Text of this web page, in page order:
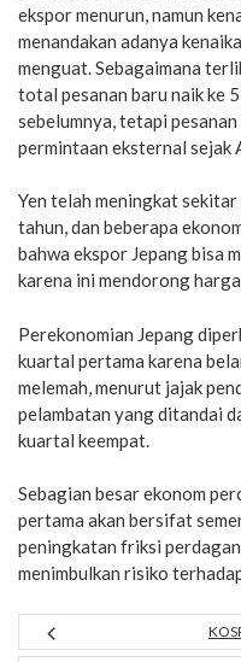
ekspor menurun, namun
menandakan adanya
menguat. Sebagaimana
total pesanan baru naik ke
sebelumnya, tetapi
permintaan eksternal sejak
Yen telah meningkat
tahun, dan beberapa
bahwa ekspor Jepang bisa
karena ini mendorong
Perekonomian Jepang
kuartal pertama karena
melemah, menurut jajak
pelambatan yang ditandai
kuartal keempat.
Sebagian besar ekonom
pertama akan bersifat
peningkatan friksi
menimbulkan risiko